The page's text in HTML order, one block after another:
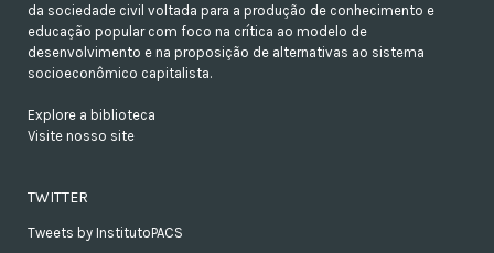
da sociedade civil voltada para a produção de conhecimento e
educação popular com foco na crítica ao modelo de
desenvolvimento e na proposição de alternativas ao sistema
socioeconômico capitalista.
Explore a biblioteca
Visite nosso site
TWITTER
Tweets by InstitutoPACS